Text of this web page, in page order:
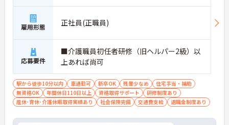
雇用形態 正社員(正職員)
応募要件
■介護職員初任者研修（旧ヘルパー2級）以
上あれば尚可
駅から徒歩10分以内 車通勤可 新卒OK 残業少なめ
住宅手当・補助
無資格OK
年間休日110日以上 資格取得サポート
研修制度あり
産休･育休･介護休暇取得実績あり
社会保険完備 交通費支給 退職金制度あり